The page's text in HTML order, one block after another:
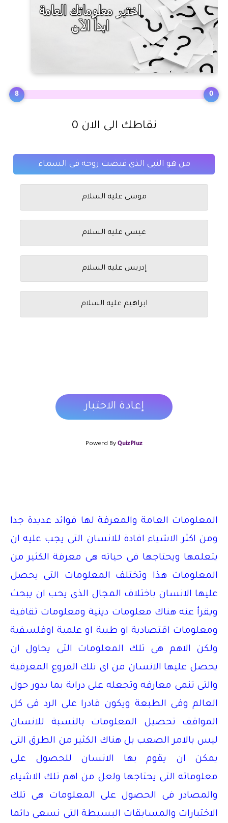
0
8
نقاطك الى الان 0
من هو النبى الذى قبضت روحه فى السماء
موسى عليه السلام
عيسى عليه السلام
إدريس عليه السلام
ابراهيم عليه السلام
إعادة الاختبار
Powerd By QuizPluz
المعلومات العامة والمعرفة لها فوائد عديدة جدا
ومن اكثر الاشياء افادة للانسان التى يجب عليه ان
يتعلمها ويحتاجها فى حياته هى معرفة الكثير من
المعلومات هذا وتختلف المعلومات التى يحصل
عليها الانسان باختلاف المجال الذى يحب ان يبحث
ويقرأ عنه هناك معلومات دينية ومعلومات ثقافية
ومعلومات اقتصادية او طبية او علمية اوفلسفية
ولكن الاهم هى تلك المعلومات التى يحاول ان
يحصل عليها الانسان من اى تلك الفروع المعرفية
والتى تنمى معارفه وتجعله على دراية بما يدور حول
العالم وفى الطبعة ويكون قادرا على الرد فى كل
المواقف تحصيل المعلومات بالنسبة للانسان
ليس بالامر الصعب بل هناك الكثير من الطرق التى
يمكن ان يقوم بها الانسان للحصول على
معلوماته التى يحتاجها ولعل من اهم تلك الاشياء
والمصادر فى الحصول على المعلومات هى تلك
الاختبارات والمسابقات البسيطة التى نسعى دائما